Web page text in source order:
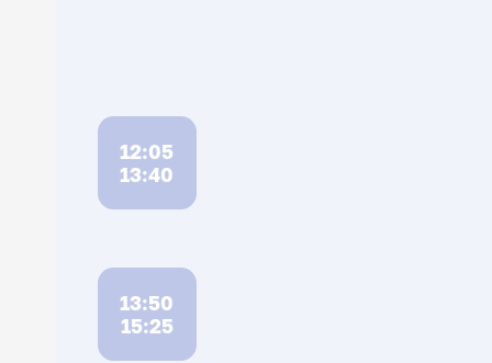
12:05
13:40
13:50
15:25